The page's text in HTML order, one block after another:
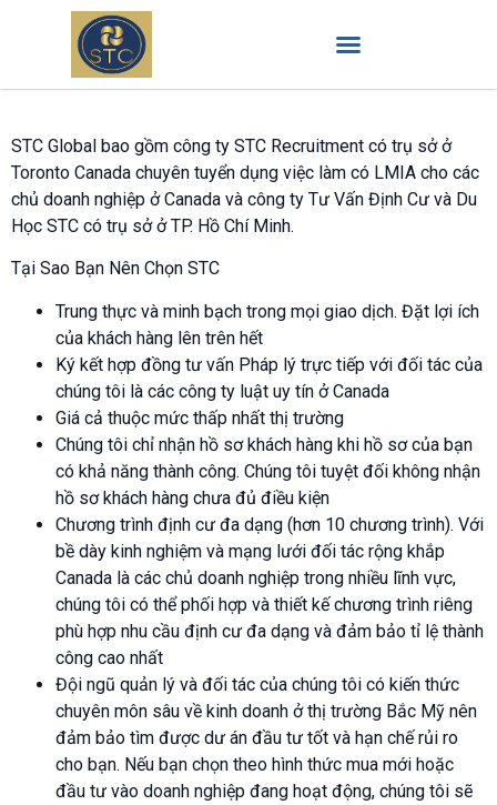
STC Global bao gồm công ty STC Recruitment có trụ sở ở
Toronto Canada chuyên tuyển dụng việc làm có LMIA cho các
chủ doanh nghiệp ở Canada và công ty Tư Vấn Định Cư và Du
Học STC có trụ sở ở TP. Hồ Chí Minh.
Tại Sao Bạn Nên Chọn STC
Trung thực và minh bạch trong mọi giao dịch. Đặt lợi ích
của khách hàng lên trên hết
Ký kết hợp đồng tư vấn Pháp lý trực tiếp với đối tác của
chúng tôi là các công ty luật uy tín ở Canada
Giá cả thuộc mức thấp nhất thị trường
Chúng tôi chỉ nhận hồ sơ khách hàng khi hồ sơ của bạn
có khả năng thành công. Chúng tôi tuyệt đối không nhận
hồ sơ khách hàng chưa đủ điều kiện
Chương trình định cư đa dạng (hơn 10 chương trình). Với
bề dày kinh nghiệm và mạng lưới đối tác rộng khắp
Canada là các chủ doanh nghiệp trong nhiều lĩnh vực,
chúng tôi có thể phối hợp và thiết kế chương trình riêng
phù hợp nhu cầu định cư đa dạng và đảm bảo tỉ lệ thành
công cao nhất
Đội ngũ quản lý và đối tác của chúng tôi có kiến thức
chuyên môn sâu về kinh doanh ở thị trường Bắc Mỹ nên
đảm bảo tìm được dư án đầu tư tốt và hạn chế rủi ro
cho bạn. Nếu bạn chọn theo hình thức mua mới hoặc
đầu tư vào doanh nghiệp đang hoạt động, chúng tôi sẽ